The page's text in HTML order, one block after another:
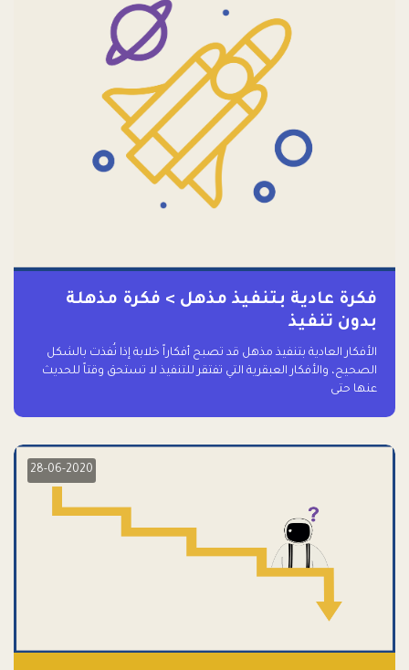
فكرة عادية بتنفيذ مذهل > فكرة مذهلة
بدون تنفيذ
الأفكار العادية بتنفيذ مذهل قد تصبح أفكاراً خلابة إذا نُفذت بالشكل
الصحيح، والأفكار العبقرية التي تفتقر للتنفيذ لا تستحق وقتاً للحديث
عنها حتى
28-06-2020